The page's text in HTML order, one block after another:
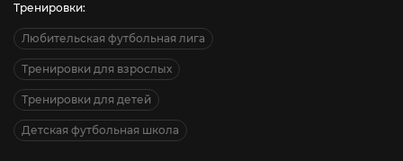
Тренировки:
Любительская футбольная лига
Тренировки для взрослых
Тренировки для детей
Детская футбольная школа